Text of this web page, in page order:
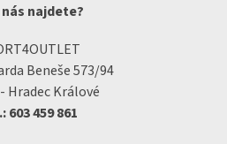
nás najdete?
Beneše 573/94
Hradec Králové
603 459 861